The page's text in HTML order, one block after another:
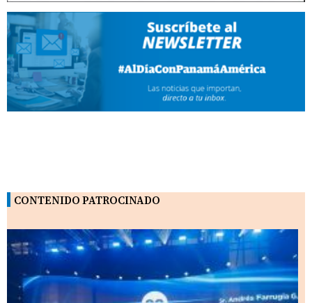
CONTENIDO PATROCINADO